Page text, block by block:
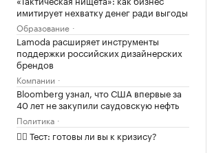
имитирует нехватку денег ради выгоды
Образование
Lamoda расширяет инструменты
поддержки российских дизайнерских
брендов
Компании
Bloomberg узнал, что США впервые за
40 лет не закупили саудовскую нефть
Политика
✍🏻 Тест: готовы ли вы к кризису?